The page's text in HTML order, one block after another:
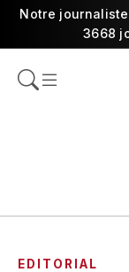
Notre
3668
EDITORIAL